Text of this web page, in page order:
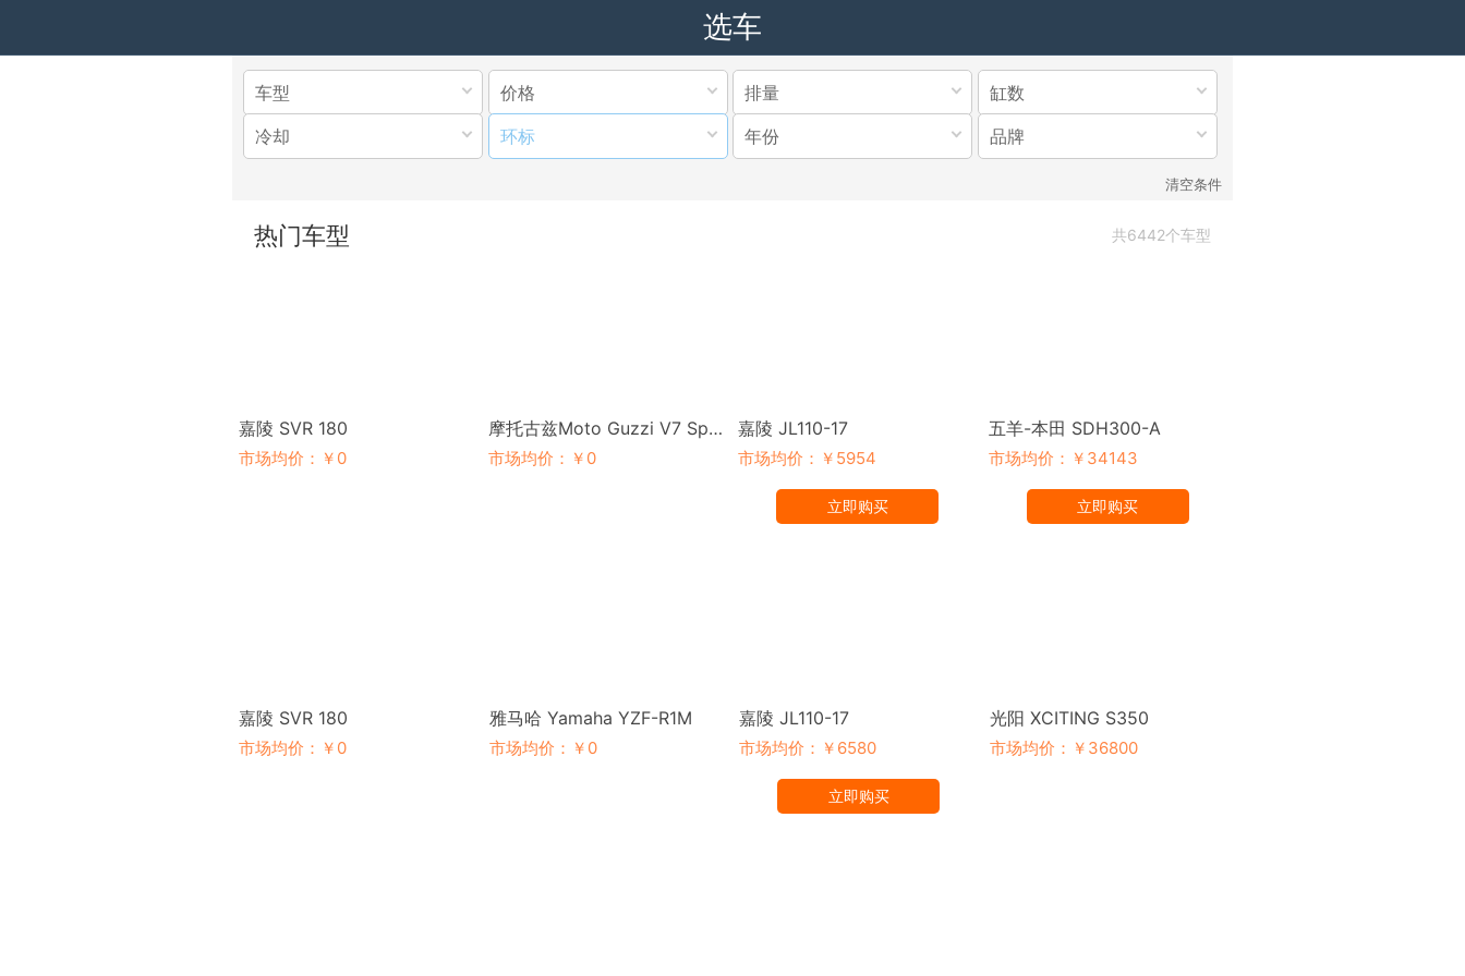
选车
车型 价格 排量
缸数
冷却
环标 年份 品牌
清空条件
热门车型 共6442个车型
嘉陵 SVR 180
市场均价：￥0
摩托古兹Moto Guzzi V7 Special 850
市场均价：￥0
嘉陵 JL110-17
市场均价：￥5954
立即购买
五羊-本田 SDH300-A
市场均价：￥34143
立即购买
嘉陵 SVR 180
市场均价：￥0
雅马哈 Yamaha YZF-R1M
市场均价：￥0
嘉陵 JL110-17
市场均价：￥6580
立即购买
光阳 XCITING S350
市场均价：￥36800